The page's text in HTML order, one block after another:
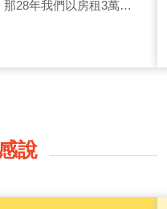
28年我們以房租3萬，
說